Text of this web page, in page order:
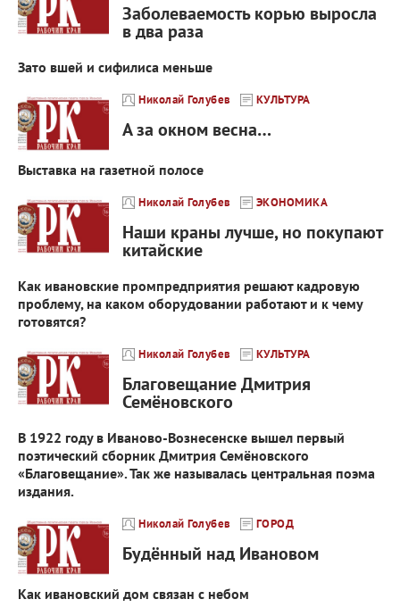
Заболеваемость корью выросла
в два раза
Зато вшей и сифилиса меньше
Николай Голубев КУЛЬТУРА
А за окном весна…
Выставка на газетной полосе
Николай Голубев ЭКОНОМИКА
Наши краны лучше, но покупают
китайские
Как ивановские промпредприятия решают кадровую
проблему, на каком оборудовании работают и к чему
готовятся?
Николай Голубев КУЛЬТУРА
Благовещание Дмитрия
Семёновского
В 1922 году в Иваново-Вознесенске вышел первый
поэтический сборник Дмитрия Семёновского
«Благовещание». Так же называлась центральная поэма
издания.
Николай Голубев ГОРОД
Будённый над Ивановом
Как ивановский дом связан с небом